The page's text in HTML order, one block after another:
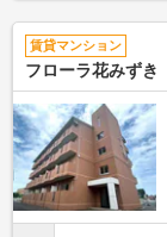
賃貸マンション
フローラ花みずき